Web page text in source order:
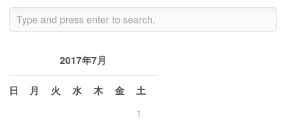
2017年7月
日 月 火 水 木 金
土
1